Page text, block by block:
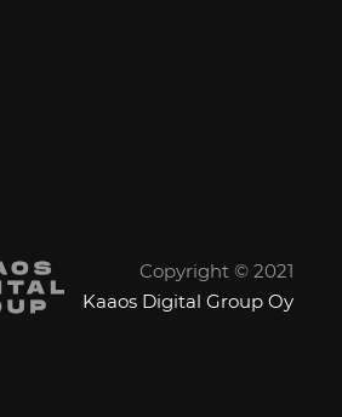
Copyright © 2021
Kaaos Digital Group Oy